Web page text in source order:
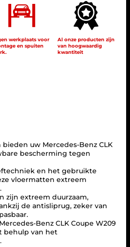
s
:
.
werkplaats voor
en spuiten
Al onze producten zijn
van hoogwaardig
kwantiteit
uw Mercedes-Benz CLK
bescherming tegen
en het gebruikte
vloermatten extreem
zijn extreem duurzaam,
de antisliprug, zeker van
Benz CLK Coupe W209
behulp van het